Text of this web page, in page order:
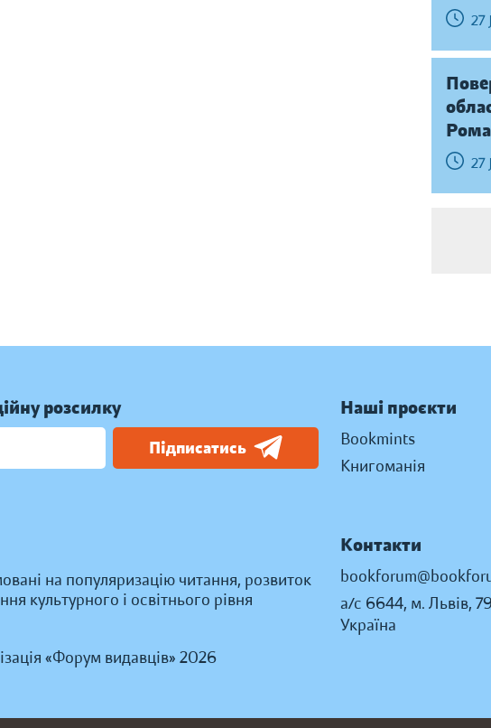
27
27
розсилку
Підписатись
на популяризацію читання, розвиток
культурного і освітнього рівня
«Форум видавців» 2026
Наші проєкти
Bookmints
Книгоманія
Контакти
а/с 6644, м. Львів,
Україна